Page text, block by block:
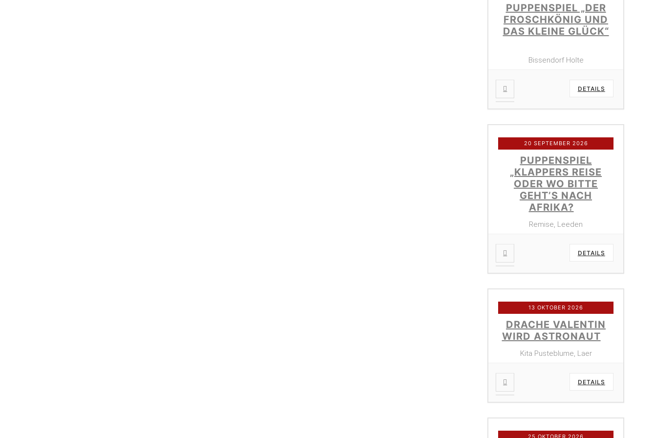
PUPPENSPIEL „DER
FROSCHKÖNIG UND
DAS KLEINE GLÜCK“
Bissendorf Holte
DETAILS
20 SEPTEMBER 2026
PUPPENSPIEL
„KLAPPERS REISE
ODER WO BITTE
GEHT’S NACH
AFRIKA?
Remise, Leeden
DETAILS
13 OKTOBER 2026
DRACHE VALENTIN
WIRD ASTRONAUT
Kita Pusteblume, Laer
DETAILS
25 OKTOBER 2026